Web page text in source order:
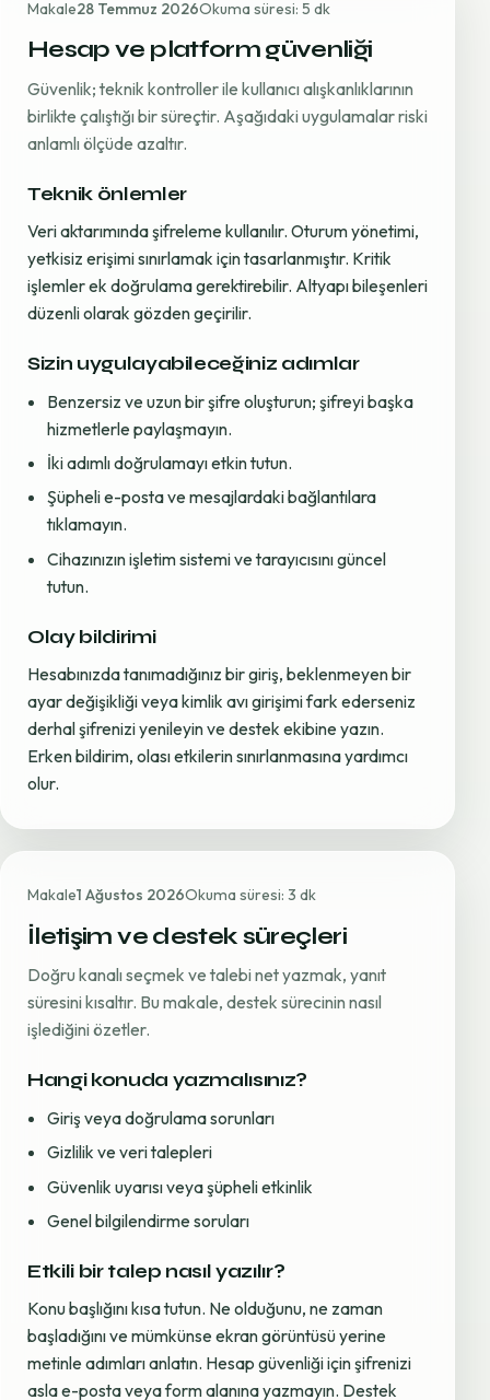
Makale28 Temmuz 2026Okuma süresi: 5 dk
Hesap ve platform güvenliği
Güvenlik; teknik kontroller ile kullanıcı alışkanlıklarının
birlikte çalıştığı bir süreçtir. Aşağıdaki uygulamalar riski
anlamlı ölçüde azaltır.
Teknik önlemler
Veri aktarımında şifreleme kullanılır. Oturum yönetimi,
yetkisiz erişimi sınırlamak için tasarlanmıştır. Kritik
işlemler ek doğrulama gerektirebilir. Altyapı bileşenleri
düzenli olarak gözden geçirilir.
Sizin uygulayabileceğiniz adımlar
Benzersiz ve uzun bir şifre oluşturun; şifreyi başka
hizmetlerle paylaşmayın.
İki adımlı doğrulamayı etkin tutun.
Şüpheli e-posta ve mesajlardaki bağlantılara
tıklamayın.
Cihazınızın işletim sistemi ve tarayıcısını güncel
tutun.
Olay bildirimi
Hesabınızda tanımadığınız bir giriş, beklenmeyen bir
ayar değişikliği veya kimlik avı girişimi fark ederseniz
derhal şifrenizi yenileyin ve destek ekibine yazın.
Erken bildirim, olası etkilerin sınırlanmasına yardımcı
olur.
Makale1 Ağustos 2026Okuma süresi: 3 dk
İletişim ve destek süreçleri
Doğru kanalı seçmek ve talebi net yazmak, yanıt
süresini kısaltır. Bu makale, destek sürecinin nasıl
işlediğini özetler.
Hangi konuda yazmalısınız?
Giriş veya doğrulama sorunları
Gizlilik ve veri talepleri
Güvenlik uyarısı veya şüpheli etkinlik
Genel bilgilendirme soruları
Etkili bir talep nasıl yazılır?
Konu başlığını kısa tutun. Ne olduğunu, ne zaman
başladığını ve mümkünse ekran görüntüsü yerine
metinle adımları anlatın. Hesap güvenliği için şifrenizi
asla e-posta veya form alanına yazmayın. Destek